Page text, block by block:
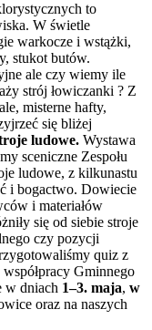
to
W świetle
warkocze i wstążki,
stukot butów.
ale czy wiemy ile
strój łowiczanki ? Z
misterne hafty,
się bliżej
ludowe. Wystawa
sceniczne Zespołu
ludowe, z kilkunastu
i bogactwo. Dowiecie
i materiałów
się od siebie stroje
czy pozycji
quiz z
Gminnego
w dniach 1–3. maja, w
oraz na naszych